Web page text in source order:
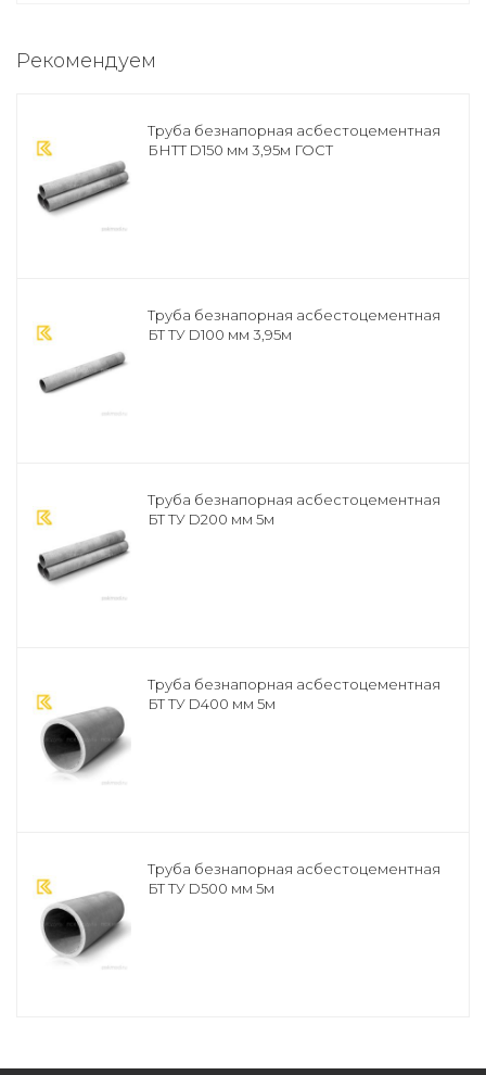
Рекомендуем
Труба безнапорная асбестоцементная
БНТТ D150 мм 3,95м ГОСТ
Труба безнапорная асбестоцементная
БТ ТУ D100 мм 3,95м
Труба безнапорная асбестоцементная
БТ ТУ D200 мм 5м
Труба безнапорная асбестоцементная
БТ ТУ D400 мм 5м
Труба безнапорная асбестоцементная
БТ ТУ D500 мм 5м